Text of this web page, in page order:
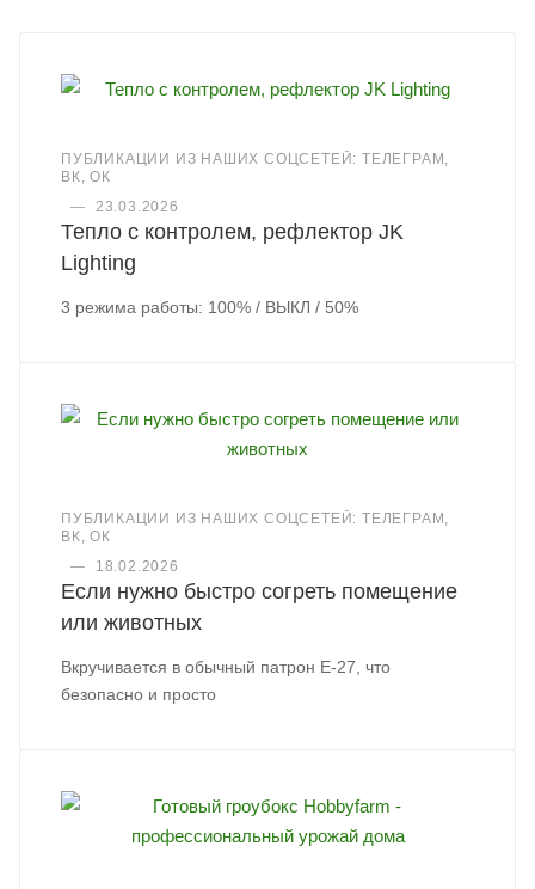
ПУБЛИКАЦИИ ИЗ НАШИХ СОЦСЕТЕЙ: ТЕЛЕГРАМ,
ВК, ОК
—
23.03.2026
Тепло с контролем, рефлектор JK
Lighting
3 режима работы: 100% / ВЫКЛ / 50%
ПУБЛИКАЦИИ ИЗ НАШИХ СОЦСЕТЕЙ: ТЕЛЕГРАМ,
ВК, ОК
—
18.02.2026
Если нужно быстро согреть помещение
или животных
Вкручивается в обычный патрон Е-27, что
безопасно и просто